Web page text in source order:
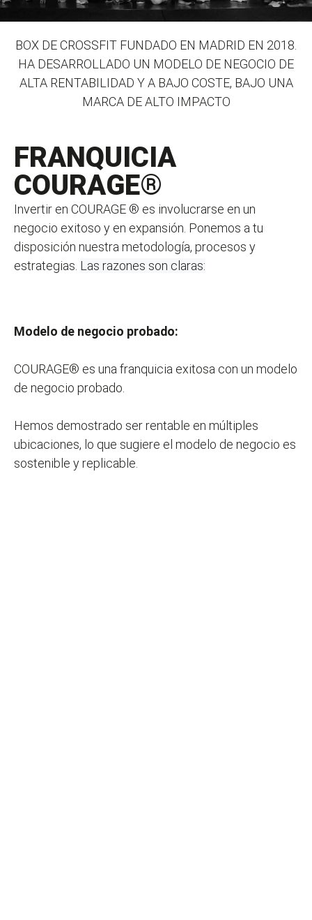
BOX DE CROSSFIT FUNDADO EN MADRID EN 2018.
HA DESARROLLADO UN MODELO DE NEGOCIO DE
ALTA RENTABILIDAD Y A BAJO COSTE, BAJO UNA
MARCA DE ALTO IMPACTO
FRANQUICIA
COURAGE®
Invertir en COURAGE ® es involucrarse en un
negocio exitoso y en expansión. Ponemos a tu
disposición nuestra metodología, procesos y
estrategias. Las razones son claras:
Modelo de negocio probado:
COURAGE® es una franquicia exitosa con un modelo
de negocio probado.
Hemos demostrado ser rentable en múltiples
ubicaciones, lo que sugiere el modelo de negocio es
sostenible y replicable.